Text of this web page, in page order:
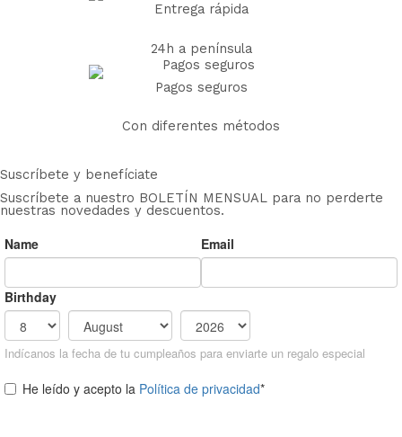
Entrega rápida
24h a península
Pagos seguros
Con diferentes métodos
Suscríbete y benefíciate
Suscríbete a nuestro BOLETÍN MENSUAL para no perderte
nuestras novedades y descuentos.